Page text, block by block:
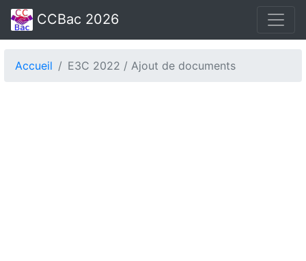
CCBac 2026
Accueil E3C 2022 / Ajout de documents